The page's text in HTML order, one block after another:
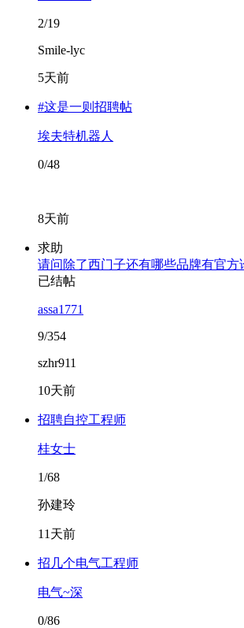
2/19
Smile-lyc
5天前
#这是一则招聘帖
埃夫特机器人
0/48
8天前
求助
请问除了西门子还有哪些品牌有官方
已结帖
assa1771
9/354
szhr911
10天前
招聘自控工程师
桂女士
1/68
孙建玲
11天前
招几个电气工程师
电气~深
0/86